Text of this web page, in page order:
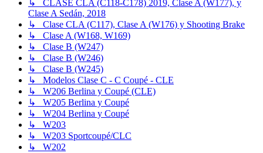
↳ CLASE CLA (C118-C178) 2019, Clase A (W177), y
Clase A Sedán, 2018
↳ Clase CLA (C117), Clase A (W176) y Shooting Brake
↳ Clase A (W168, W169)
↳ Clase B (W247)
↳ Clase B (W246)
↳ Clase B (W245)
↳ Modelos Clase C - C Coupé - CLE
↳ W206 Berlina y Coupé (CLE)
↳ W205 Berlina y Coupé
↳ W204 Berlina y Coupé
↳ W203
↳ W203 Sportcoupé/CLC
↳ W202